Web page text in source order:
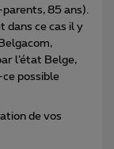
85 ans).
dans ce cas il y
l’état Belge,
possible
de vos